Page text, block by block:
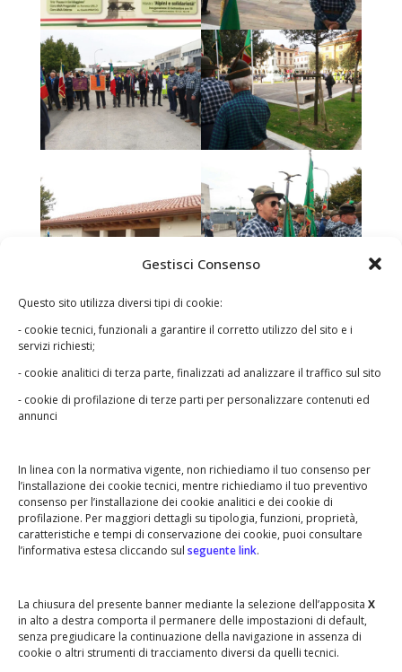
Gestisci Consenso
Questo sito utilizza diversi tipi di cookie:
- cookie tecnici, funzionali a garantire il corretto utilizzo del sito e i
servizi richiesti;
- cookie analitici di terza parte, finalizzati ad analizzare il traffico sul sito
- cookie di profilazione di terze parti per personalizzare contenuti ed
annunci
In linea con la normativa vigente, non richiediamo il tuo consenso per
l’installazione dei cookie tecnici, mentre richiediamo il tuo preventivo
consenso per l’installazione dei cookie analitici e dei cookie di
profilazione. Per maggiori dettagli su tipologia, funzioni, proprietà,
caratteristiche e tempi di conservazione dei cookie, puoi consultare
l’informativa estesa cliccando sul seguente link.
La chiusura del presente banner mediante la selezione dell’apposita X
in alto a destra comporta il permanere delle impostazioni di default,
senza pregiudicare la continuazione della navigazione in assenza di
cookie o altri strumenti di tracciamento diversi da quelli tecnici.